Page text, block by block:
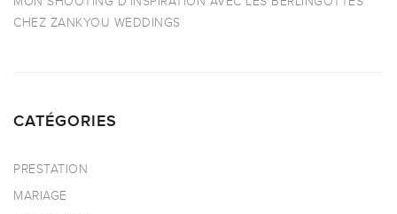
CHEZ ZANKYOU WEDDINGS
CATÉGORIES
PRESTATION
MARIAGE